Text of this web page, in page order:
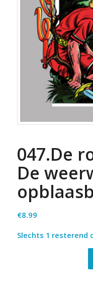
047.De
De
€8.99
Slechts 1 resterend